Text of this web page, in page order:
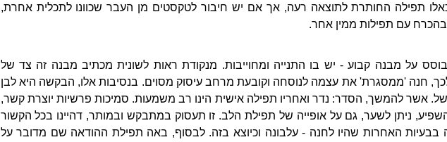
תפילה החותרת לתוצאה רעה, אך אם יש חיבור לטקסטים מן העבר שכוונו לתכלית אחרת,
עם תפילות ממין אחר.
על מבנה קבוע - יש בו התנייה ומחוייבות. מנקודת ראות לשונית מכתיב מבנה זה צד של
חנה 'ממסגרת' את עצמה לנוסחה וקובעת מרחב עיסוק מסוים. בנסיבות אלו, הבקשה היא לבן
אשר להמשך, הסדר: נדר ואחריו תפילה אישית הינו רב משמעות. סמיכות פרשיות יוצרת קשר,
ניתן לשער, גם על אופייה של תפילת הלב. זו תעסוק במתבקש ובמותר, דהיינו בכל הקשור
האחרות שהיו לחנה - עלבונה וכיוצא בזה. לבסוף, באה תפילת ההודאה שם מדובר על